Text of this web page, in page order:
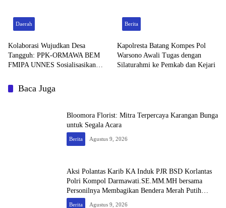
Daerah
Kolaborasi Wujudkan Desa
Tangguh: PPK-ORMAWA BEM
FMIPA UNNES Sosialisasikan
Mitigasi Longsor
Berita
Kapolresta Batang Kompes Pol
Warsono Awali Tugas dengan
Silaturahmi ke Pemkab dan Kejari
Baca Juga
Bloomora Florist: Mitra Terpercaya Karangan Bunga
untuk Segala Acara
Berita Agustus 9, 2026
Aksi Polantas Karib KA Induk PJR BSD Korlantas
Polri Kompol Darmawati.SE.MM.MH bersama
Personilnya Membagikan Bendera Merah Putih
Berserta Tiangnya
Berita Agustus 9, 2026